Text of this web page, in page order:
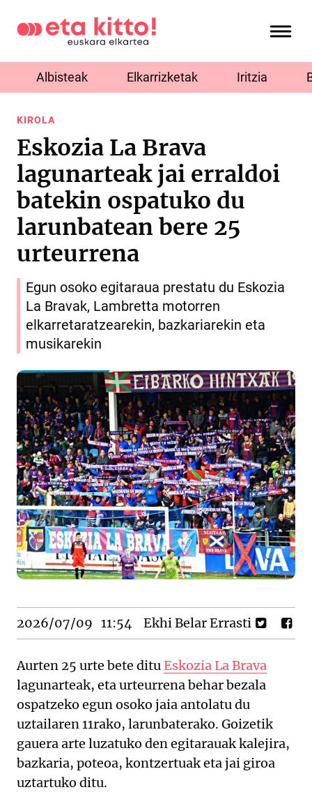
Albisteak Elkarrizketak Iritzia
KIROLA
Eskozia La Brava
lagunarteak jai erraldoi
batekin ospatuko du
larunbatean bere 25
urteurrena
Egun osoko egitaraua prestatu du Eskozia
La Bravak, Lambretta motorren
elkarretaratzearekin, bazkariarekin eta
musikarekin
2026/07/09 11:54 Ekhi Belar Errasti
Aurten 25 urte bete dituEskozia La Brava
lagunarteak, eta urteurrena behar bezala
ospatzeko egun osoko jaia antolatu du
uztailaren 11rako, larunbaterako. Goizetik
gauera arte luzatuko den egitarauak kalejira,
bazkaria, poteoa, kontzertuak eta jai giroa
uztartuko ditu.